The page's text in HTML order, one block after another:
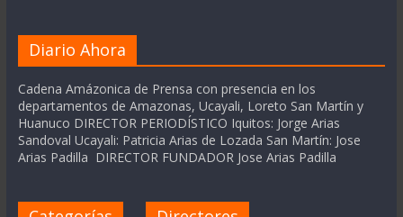
Diario Ahora
Cadena Amázonica de Prensa con presencia en los
departamentos de Amazonas, Ucayali, Loreto San Martín y
Huanuco DIRECTOR PERIODÍSTICO Iquitos: Jorge Arias
Sandoval Ucayali: Patricia Arias de Lozada San Martín: Jose
Arias Padilla DIRECTOR FUNDADOR Jose Arias Padilla